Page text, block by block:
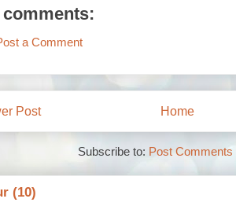
comments:
a Comment
Post Home
Subscribe to: Post Comments
(10)